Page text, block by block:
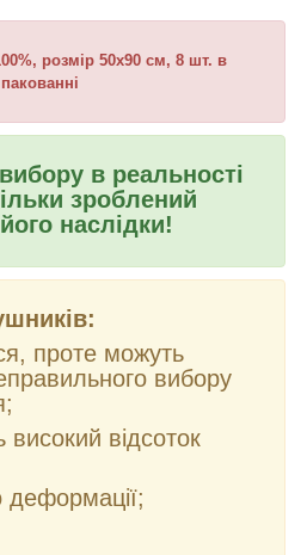
розмір 50х90 см, 8 шт. в
пакованні
в реальності
зроблений
наслідки!
проте можуть
вибору
відсоток
деформації;